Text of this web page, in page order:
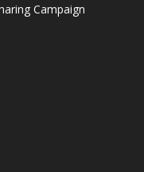
Campaign